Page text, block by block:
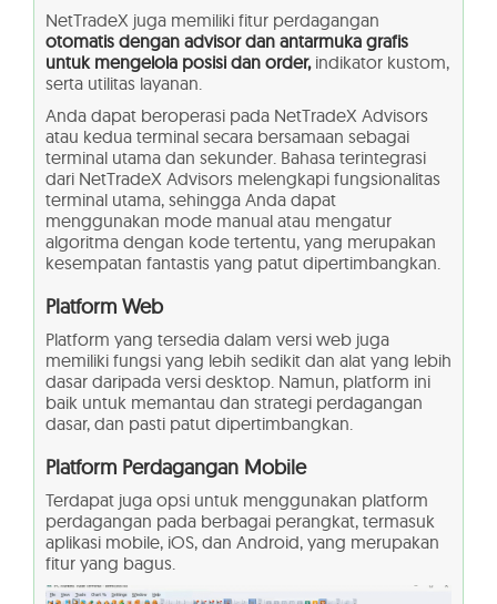
NetTradeX juga memiliki fitur perdagangan
otomatis dengan advisor dan antarmuka grafis
untuk mengelola posisi dan order,indikator kustom,
serta utilitas layanan.
Anda dapat beroperasi pada NetTradeX Advisors
atau kedua terminal secara bersamaan sebagai
terminal utama dan sekunder. Bahasa terintegrasi
dari NetTradeX Advisors melengkapi fungsionalitas
terminal utama, sehingga Anda dapat
menggunakan mode manual atau mengatur
algoritma dengan kode tertentu, yang merupakan
kesempatan fantastis yang patut dipertimbangkan.
Platform Web
Platform yang tersedia dalam versi web juga
memiliki fungsi yang lebih sedikit dan alat yang lebih
dasar daripada versi desktop. Namun, platform ini
baik untuk memantau dan strategi perdagangan
dasar, dan pasti patut dipertimbangkan.
Platform Perdagangan Mobile
Terdapat juga opsi untuk menggunakan platform
perdagangan pada berbagai perangkat, termasuk
aplikasi mobile, iOS, dan Android, yang merupakan
fitur yang bagus.